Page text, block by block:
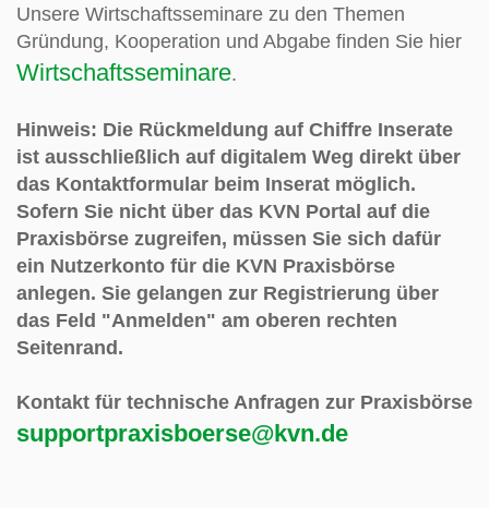
Unsere Wirtschaftsseminare zu den Themen
Gründung, Kooperation und Abgabe finden Sie hier
Wirtschaftsseminare.
Hinweis: Die Rückmeldung auf Chiffre Inserate
ist ausschließlich auf digitalem Weg direkt über
das Kontaktformular beim Inserat möglich.
Sofern Sie nicht über das KVN Portal auf die
Praxisbörse zugreifen, müssen Sie sich dafür
ein Nutzerkonto für die KVN Praxisbörse
anlegen. Sie gelangen zur Registrierung über
das Feld "Anmelden" am oberen rechten
Seitenrand .
Kontakt für technische Anfragen zur Praxisbörse
supportpraxisboerse@kvn.de